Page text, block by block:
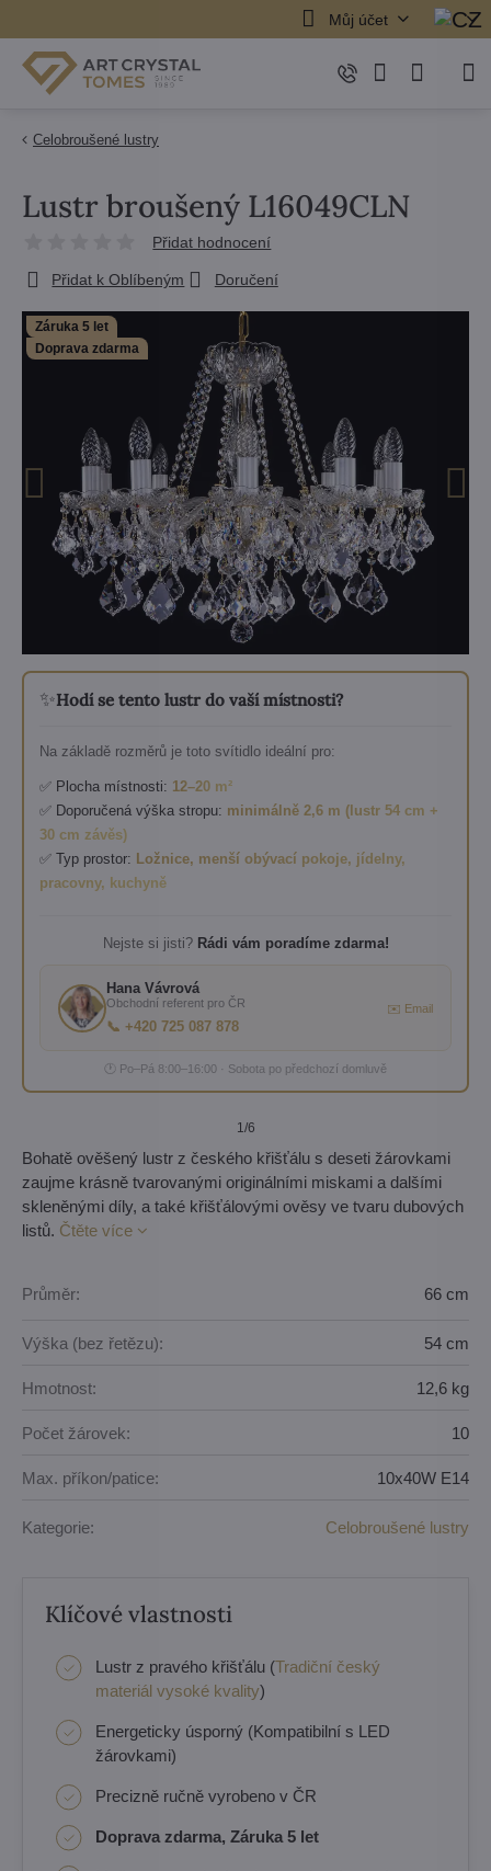
Můj účet
Celobroušené lustry
Záruka 5 let
Doprava zdarma
✨Hodí se tento lustr do vaší místnosti?
Na základě rozměrů je toto svítidlo ideální pro:
✅ Plocha místnosti: 12–20 m²
✅ Doporučená výška stropu: minimálně 2,6 m (lustr 54 cm +
30 cm závěs)
✅ Typ prostor: Ložnice, menší obývací pokoje, jídelny,
pracovny, kuchyně
Nejste si jisti? Rádi vám poradíme zdarma!
Hana Vávrová
Obchodní referent pro ČR
📞 +420 725 087 878
✉️ Email
🕐 Po–Pá 8:00–16:00 · Sobota po předchozí domluvě
1/6
Lustr broušený L16049CLN
Přidat hodnocení
Přidat k Oblíbeným Doručení
Bohatě ověšený lustr z českého křišťálu s deseti žárovkami
zaujme krásně tvarovanými originálními miskami a dalšími
skleněnými díly, a také křišťálovými ověsy ve tvaru dubových
listů. Čtěte více
Průměr: 66 cm
Výška (bez řetězu): 54 cm
Hmotnost: 12,6 kg
Počet žárovek: 10
Max. příkon/patice: 10x40W E14
Kategorie: Celobroušené lustry
Klíčové vlastnosti
Lustr z pravého křišťálu (Tradiční český
materiál vysoké kvality)
Energeticky úsporný (Kompatibilní s LED
žárovkami)
Precizně ručně vyrobeno v ČR
Doprava zdarma, Záruka 5 let